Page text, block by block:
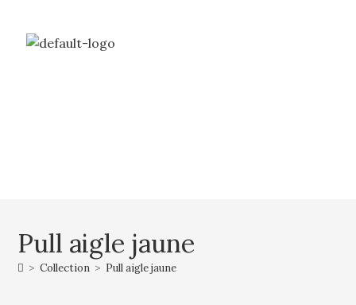
Pull aigle jaune
> Collection > Pull aigle jaune